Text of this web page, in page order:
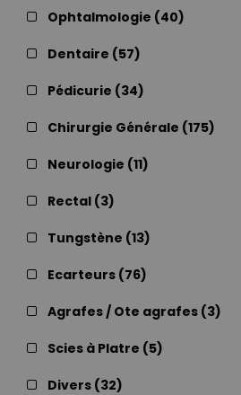
Ophtalmologie (40)
Dentaire (57)
Pédicurie (34)
Chirurgie Générale (175)
Neurologie (11)
Rectal (3)
Tungstène (13)
Ecarteurs (76)
Agrafes / Ote agrafes (3)
Scies à Platre (5)
Divers (32)